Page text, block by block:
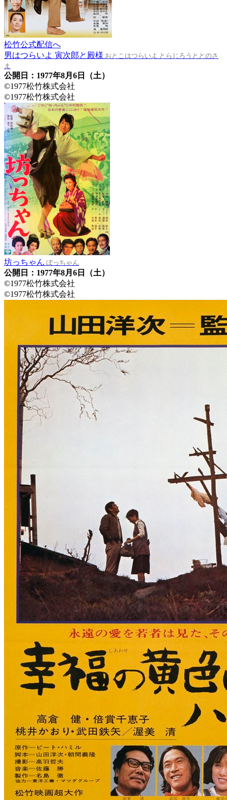
松竹公式配信へ
男はつらいよ 寅次郎と殿様 おとこはつらいよ とらじろうととのさ
ま
公開日：1977年8月6日（土）
©1977松竹株式会社
©1977松竹株式会社
坊っちゃん ぼっちゃん
公開日：1977年8月6日（土）
©1977松竹株式会社
©1977松竹株式会社